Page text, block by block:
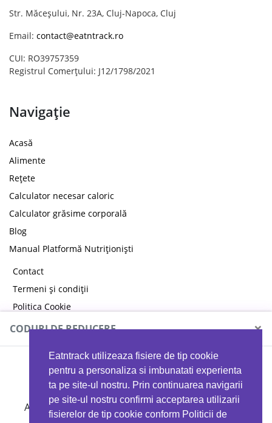
Eatntrack utilizeaza fisiere de tip cookie
pentru a personaliza si imbunatati experienta
ta pe site-ul nostru. Prin continuarea navigarii
pe site-ul nostru confirmi acceptarea utilizarii
fisierelor de tip cookie conform Politicii de
Str. Măceșului, Nr. 23A, Cluj-Napoca, Cluj
Email: contact@eatntrack.ro
CUI: RO39757359
Registrul Comerțului: J12/1798/2021
Navigație
Acasă
Alimente
Rețete
Calculator necesar caloric
Calculator grăsime corporală
Blog
Manual Platformă Nutriționiști
Contact
Termeni și condiții
Politica Cookie
Politica de confidențialitate
CODURI DE REDUCERE ×
MYPROTEIN
Ai 40%reducere la orice comandă folosind codul